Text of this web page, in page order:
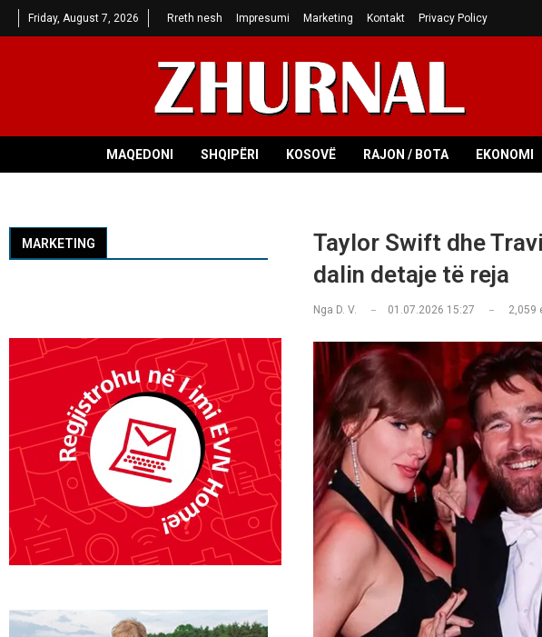
Friday, August 7, 2026 Rreth nesh Impresumi Marketing Kontakt Privacy Policy
MAQEDONI SHQIPËRI KOSOVË RAJON / BOTA EKONOMI
Taylor Swift dhe
dalin detaje të reja
Nga D. V. 01.07.2026 15:27 2,059
MARKETING